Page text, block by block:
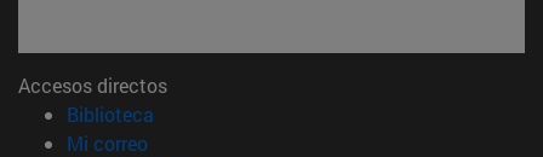
Accesos directos
Biblioteca
Mi correo(abre en nueva ventana)